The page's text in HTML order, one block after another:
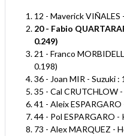
12 - Maverick VIÑALES
20 - Fabio
0.249)
21 - Franco
0.198)
36 - Joan MIR - Suzuki
35 - Cal CRUTCHLOW
41 - Aleix
44 - Pol ESPARGARO
73 - Alex MARQUEZ -